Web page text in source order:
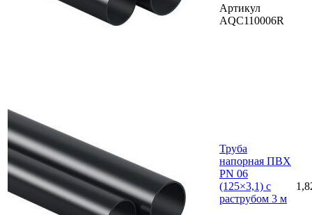
Артикул
AQC110006R
Труба
напорная ПВХ
PN 06
(125×3,1) с
раструбом 3 м